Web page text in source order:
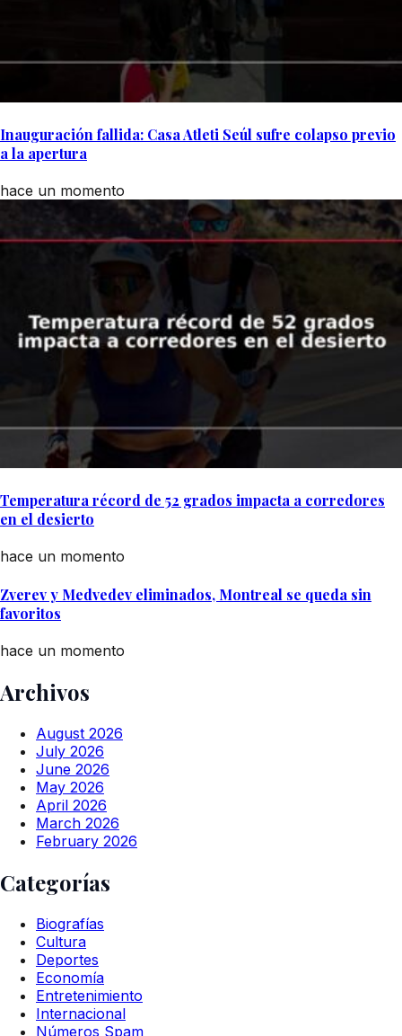
Inauguración fallida: Casa Atleti Seúl sufre colapso previo
a la apertura
hace un momento
Temperatura récord de 52 grados impacta a corredores
en el desierto
hace un momento
Zverev y Medvedev eliminados, Montreal se queda sin
favoritos
hace un momento
Archivos
August 2026
July 2026
June 2026
May 2026
April 2026
March 2026
February 2026
Categorías
Biografías
Cultura
Deportes
Economía
Entretenimiento
Internacional
Números Spam